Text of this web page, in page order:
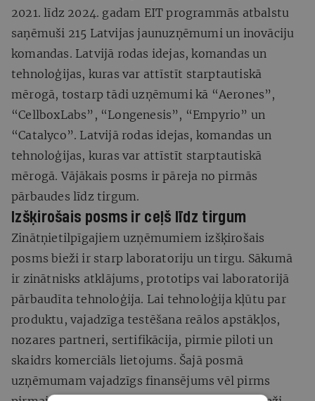
2021. līdz 2024. gadam EIT programmās atbalstu
saņēmuši 215 Latvijas jaunuzņēmumi un inovāciju
komandas. Latvijā rodas idejas, komandas un
tehnoloģijas, kuras var attīstīt starptautiskā
mērogā, tostarp tādi uzņēmumi kā “Aerones”,
“CellboxLabs”, “Longenesis”, “Empyrio” un
“Catalyco”. Latvijā rodas idejas, komandas un
tehnoloģijas, kuras var attīstīt starptautiskā
mērogā. Vājākais posms ir pāreja no pirmās
pārbaudes līdz tirgum.
Izšķirošais posms ir ceļš līdz tirgum
Zinātņietilpīgajiem uzņēmumiem izšķirošais
posms bieži ir starp laboratoriju un tirgu. Sākumā
ir zinātnisks atklājums, prototips vai laboratorijā
pārbaudīta tehnoloģija. Lai tehnoloģija kļūtu par
produktu, vajadzīga testēšana reālos apstākļos,
nozares partneri, sertifikācija, pirmie piloti un
skaidrs komerciāls lietojums. Šajā posmā
uzņēmumam vajadzīgs finansējums vēl pirms